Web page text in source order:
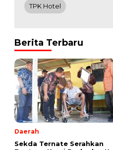
TPK Hotel
Berita Terbaru
Daerah
Sekda Ternate Serahkan